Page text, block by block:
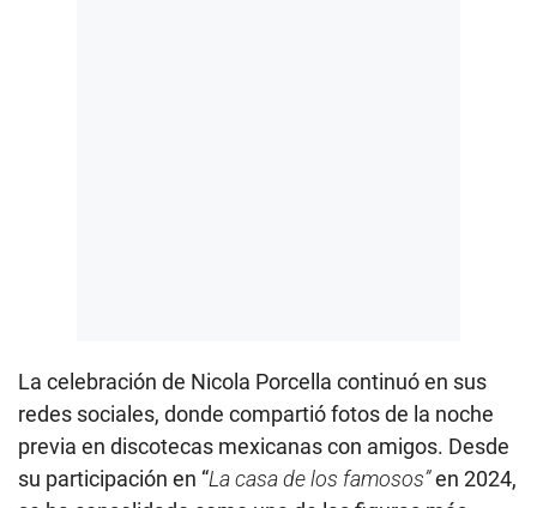
La celebración de Nicola Porcella continuó en sus
redes sociales, donde compartió fotos de la noche
previa en discotecas mexicanas con amigos. Desde
su participación en “La casa de los famosos”en 2024,